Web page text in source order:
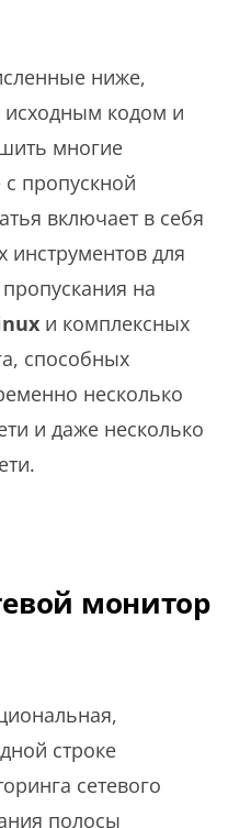
ниже,
кодом и
многие
пропускной
включает в себя
инструментов для
на
и комплексных
способных
несколько
и даже несколько
монитор
строке
сетевого
полосы